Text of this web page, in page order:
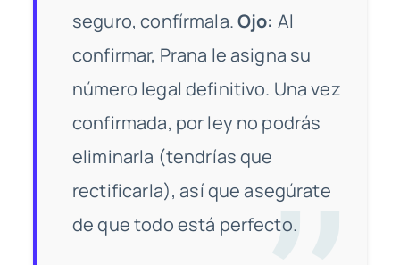
seguro, confírmala.Ojo: Al
confirmar, Prana le asigna su
número legal definitivo. Una vez
confirmada, por ley no podrás
eliminarla (tendrías que
rectificarla), así que asegúrate
de que todo está perfecto.